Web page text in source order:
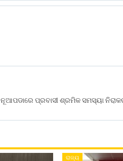
ନୂଆପଡାରେ ପ୍ରବାସୀ ଶ୍ରମିକ ସମସ୍ୟା
ରାଜ୍ୟ